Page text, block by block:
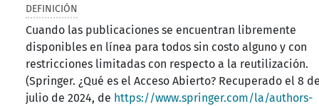
DEFINICIÓN
Cuando las publicaciones se encuentran libremente
disponibles en línea para todos sin costo alguno y con
restricciones limitadas con respecto a la reutilización.
(Springer. ¿Qué es el Acceso Abierto? Recuperado el 8
julio de 2024, de https://www.springer.com/la/authors-